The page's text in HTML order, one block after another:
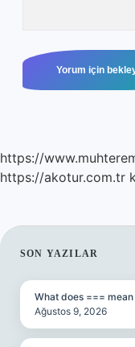
https://
https://akotur.com.tr
SON YAZILAR
What does ===
Ağustos 9, 2026